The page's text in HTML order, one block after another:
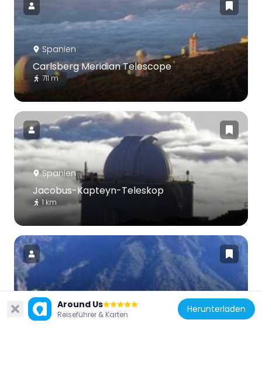
Spanien
Carlsberg Meridian Telescope
711 m
Spanien
Jacobus-Kapteyn-Teleskop
1 km
Spanien
Pico Bejenado
Around Us
Reiseführer & Karten Herunterladen